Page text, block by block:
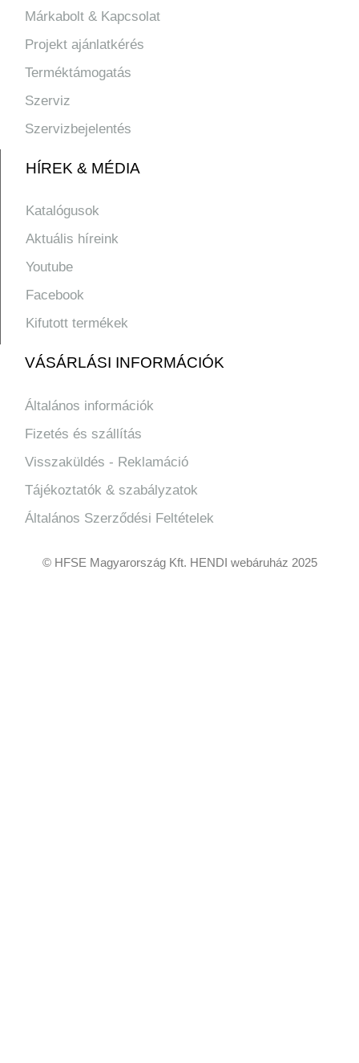
Márkabolt & Kapcsolat
Projekt ajánlatkérés
Terméktámogatás
Szerviz
Szervizbejelentés
HÍREK & MÉDIA
Katalógusok
Aktuális híreink
Youtube
Facebook
Kifutott termékek
VÁSÁRLÁSI INFORMÁCIÓK
Általános információk
Fizetés és szállítás
Visszaküldés - Reklamáció
Tájékoztatók & szabályzatok
Általános Szerződési Feltételek
© HFSE Magyarország Kft. HENDI webáruház 2025